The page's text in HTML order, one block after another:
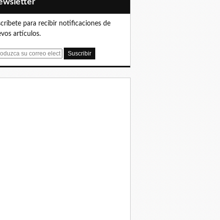
para recibir notificaciones de
artículos.